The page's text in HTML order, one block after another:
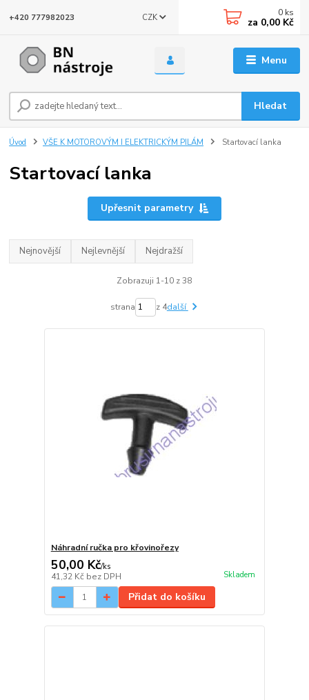
Menu
CZK
Hledat
+420 777982023 0 ks
za 0,00 Kč
Úvod VŠE K MOTOROVÝM I ELEKTRICKÝM PILÁM Startovací lanka
Startovací lanka
Upřesnit parametry
Nejnovější Nejlevnější Nejdražší
Zobrazuji 1-10 z 38
strana z 4další
Náhradní ručka pro křovinořezy
50,00 Kč/ks
41,32 Kč bez DPH Skladem
Přidat do košíku